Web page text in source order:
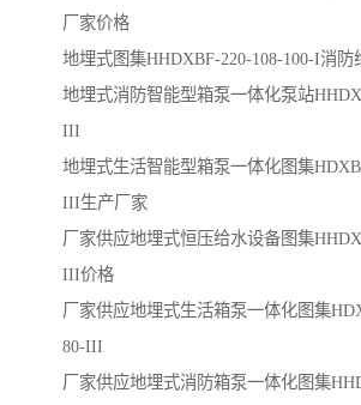
厂家价格
地埋式图集HHDXBF-220-108-100-I消防
地埋式消防智能型箱泵一体化泵站
III
地埋式生活智能型箱泵一体化图集
III生产厂家
厂家供应地埋式恒压给水设备图集
III价格
厂家供应地埋式生活箱泵一体化图集
80-III
厂家供应地埋式消防箱泵一体化图集